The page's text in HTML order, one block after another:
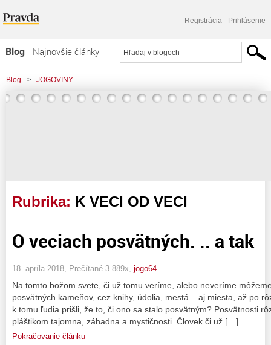
Registrácia Prihlásenie
Blog
Najnovšie články
Najčítanejšie články
Najkomentovanejšie články
Blog > JOGOVINY
Rubrika: K VECI OD VECI
O veciach posvätných. .. a tak
18. apríla 2018, Prečítané 3 889x, jogo64
Na tomto božom svete, či už tomu veríme, alebo neveríme
posvätných kameňov, cez knihy, údolia, mestá – aj miesta, až po
k tomu ľudia prišli, že to, či ono sa stalo posvätným? Posvätnosti
pláštikom tajomna, záhadna a mystičnosti. Človek či už […]
Pokračovanie článku